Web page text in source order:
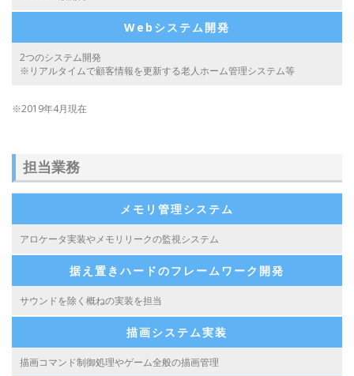
Webシステム開発
2つのシステム開発
※リアルタイムで顧客情報を更新する老人ホーム管理システム等
※2019年4月現在
担当業務
メモリ管理システム
アロケータ実装やメモリリークの監視システム
据え置きハードのフレームワーク開発
サウンドを除く概ねの実装を担当
描画システム実装
描画コマンド制御処理やゲーム全般の描画管理